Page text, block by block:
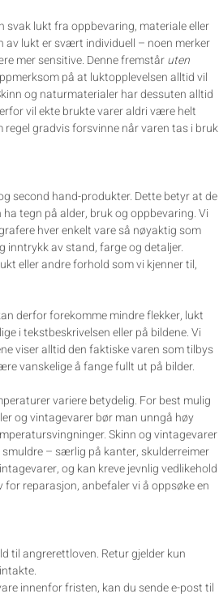
svak lukt fra oppbevaring, materiale eller
av lukt er svært individuell – noen merker
mer sensitive. Denne fremståruten
på at luktopplevelsen alltid vil
og naturmaterialer har dessuten alltid
vil ekte brukte varer aldri være helt
gradvis forsvinne når varen tas i bruk
second hand-produkter. Dette betyr at de
tegn på alder, bruk og oppbevaring. Vi
hver enkelt vare så nøyaktig som
inntrykk av stand, farge og detaljer.
eller andre forhold som vi kjenner til,
derfor forekomme mindre flekker, lukt
i tekstbeskrivelsen eller på bildene. Vi
viser alltid den faktiske varen som tilbys
vanskelige å fange fullt ut på bilder.
variere betydelig. For best mulig
og vintagevarer bør man unngå høy
Skinn og vintagevarer
– særlig på kanter, skulderreimer
og kan kreve jevnlig vedlikehold
reparasjon, anbefaler vi å oppsøke en
til angrerettloven. Retur gjelder kun
innenfor fristen, kan du sende e-post til